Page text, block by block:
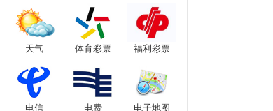
天气 体育彩票 福利彩票
电信 电费 电子地图